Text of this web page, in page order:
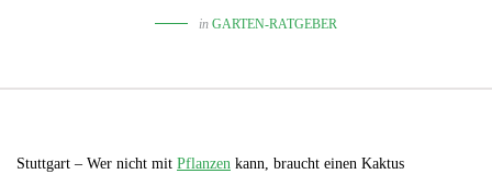
in GARTEN-RATGEBER
Stuttgart – Wer nicht mit Pflanzen kann, braucht einen Kaktus